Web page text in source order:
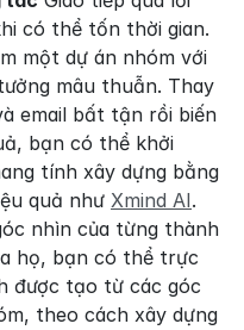
có thể tốn thời gian.
một dự án nhóm với
mâu thuẫn. Thay
email bất tận rồi biến
bạn có thể khởi
tính xây dựng bằng
quả như Xmind AI.
nhìn của từng thành
họ, bạn có thể trực
được tạo từ các góc
theo cách xây dựng